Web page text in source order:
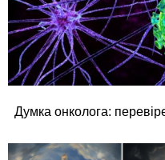
Думка онколога: